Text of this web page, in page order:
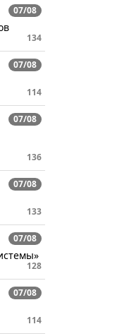
07/08
134
07/08
114
07/08
136
07/08
133
07/08
128
07/08
114